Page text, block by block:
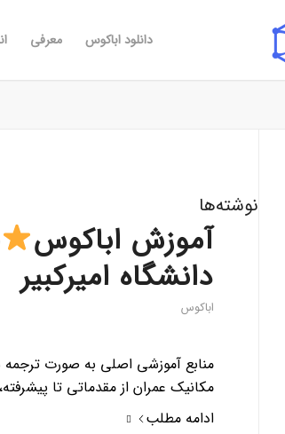
دانلود اباکوس معرفی
نوشته‌ها
آموزش اباکوس
دانشگاه امیرکبیر
اباکوس
مکانیک عمران از مقدماتی تا
ادامه مطلب